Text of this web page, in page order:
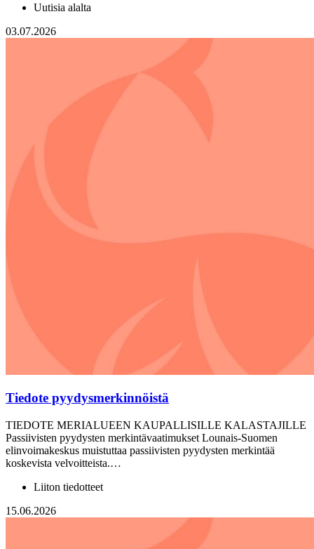
Uutisia alalta
03.07.2026
Tiedote pyydysmerkinnöistä
TIEDOTE MERIALUEEN KAUPALLISILLE KALASTAJILLE
Passiivisten pyydysten merkintävaatimukset Lounais-Suomen
elinvoimakeskus muistuttaa passiivisten pyydysten merkintää
koskevista velvoitteista.…
Liiton tiedotteet
15.06.2026